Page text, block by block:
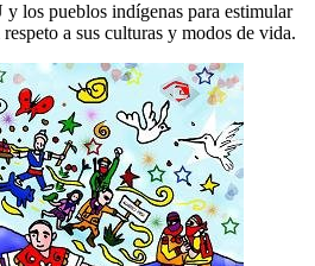
los pueblos indígenas para estimular
a sus culturas y modos de vida.